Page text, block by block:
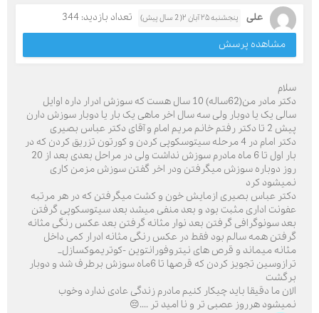
علی پنجشنبه ۲۵ آبان ۲( 2 سال پیش)
تعداد بازدید: 344
مشاهده پرسش
سلام
دکتر مادر من(62ساله) 10 سال هست که سوزش ادرار داره اوایل
سالی یک یا دوبار ولی سه سال اخر ماهی یک بار یا دوبار سوزش دارن
پیش 2 تا دکتر رفتم خانم مریم امام و آقای دکتر عباس بصیری
دکتر امام در 4 مرحله سیتوسکوپی کردن و کورتون تزریق کردن که در
بار اول تا 6 ماه مادرم سوزش نداشت ولی در مراحل بعدی بعد از 20
روز دوباره سوزش میگرفتن ودر اخر گفتن سوزش مزمن کاری
نمیشود کرد
دکتر عباس بصیری ازمایش خون و کشت میگرفتن که در هر مرتبه
عفونت اداری مثبت بود و بعد منفی میشد بعد سیتوسکوپی گرفتن
بعد سونوگرافی گرفتن بعد نوار مثانه گرفتن بعد عکس رنگی مثانه
گرفتن همه سالم بود فقط در عکس رنگی مثانه ادرار کمی داخل
مثانه میماند و قرص های نیتروفورانتوین -کوتریموکسازل_
ترازوسین تجویز کردن که قرصها تا 6ماه سوزش برطرف شد و دوبار
برگشت
الان ما دقیقا باید چیکار کنیم مادرم زندگی عادی ندارد وخوب
نمیشود هرروز عصبی تر و نا امید تر ....😔